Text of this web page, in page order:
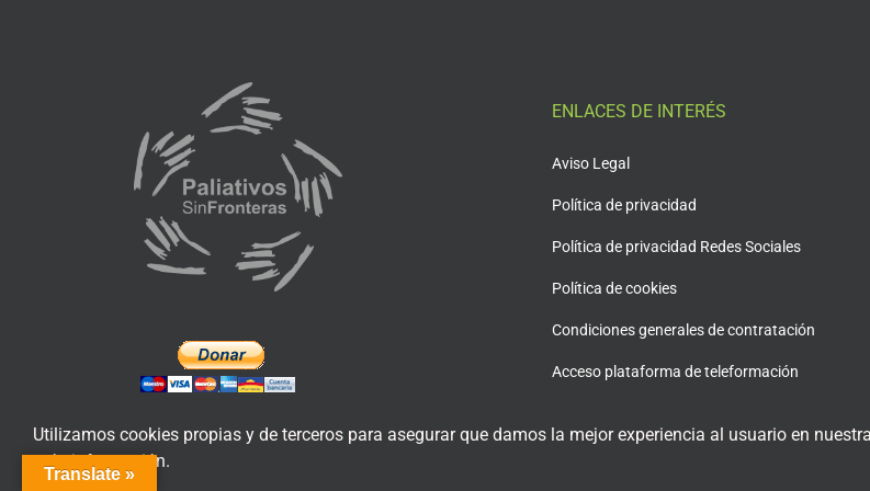
ENLACES DE INTERÉS
Aviso Legal
Política de privacidad
Política de privacidad Redes Sociales
Política de cookies
Condiciones generales de contratación
Acceso plataforma de teleformación
Translate »
Utilizamos cookies propias y de terceros para asegurar que damos la mejor experiencia al usuario en
más información.